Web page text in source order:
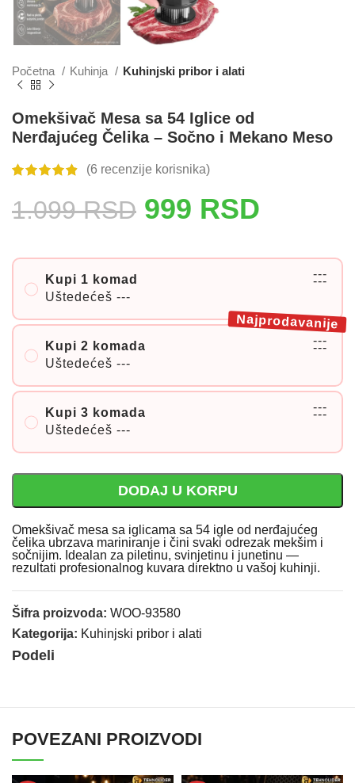
Početna Kuhinja Kuhinjski pribor i alati
Omekšivač Mesa sa 54 Iglice od
Nerđajućeg Čelika – Sočno i Mekano Meso
(6 recenzije korisnika)
1.099RSD 999 RSD
Kupi 1 komad
Uštedećeš ---
---
---
Kupi 2 komada
Uštedećeš ---
---
---
Najprodavanije
Kupi 3 komada
Uštedećeš ---
---
---
DODAJ U KORPU
Omekšivač mesa sa iglicama sa 54 igle od nerđajućeg
čelika ubrzava mariniranje i čini svaki odrezak mekšim i
sočnijim. Idealan za piletinu, svinjetinu i junetinu —
rezultati profesionalnog kuvara direktno u vašoj kuhinji.
Šifra proizvoda: WOO-93580
Kategorija: Kuhinjski pribor i alati
Podeli
POVEZANI PROIZVODI